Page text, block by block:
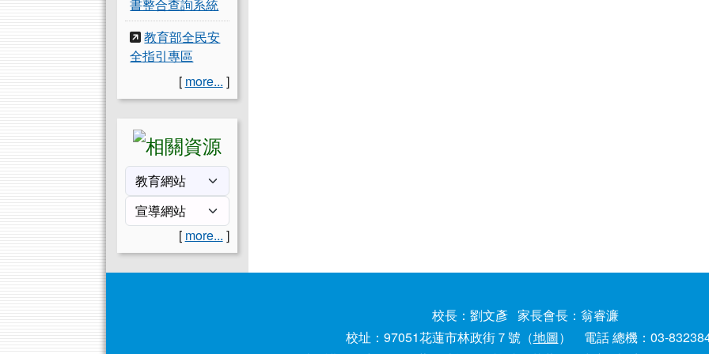
書整合查詢系統
教育部全民安
全指引專區
[ more... ]
[ more... ]
校長：劉文彥 家長會長：翁睿濂
校址：97051花蓮市林政街７號（地圖） 電話 總機：03-